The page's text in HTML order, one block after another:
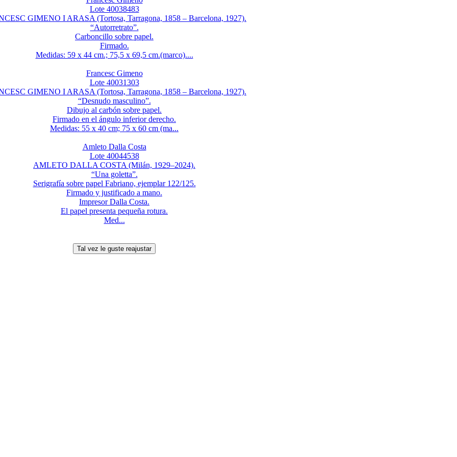
Lote 40038483
GIMENO I ARASA (Tortosa, Tarragona, 1858 – Barcelona, 1927).
“Autorretrato”.
Carboncillo sobre papel.
Firmado.
Medidas: 59 x 44 cm.; 75,5 x 69,5 cm.(marco)....
Francesc Gimeno
Lote 40031303
GIMENO I ARASA (Tortosa, Tarragona, 1858 – Barcelona, 1927).
“Desnudo masculino”.
Dibujo al carbón sobre papel.
Firmado en el ángulo inferior derecho.
Medidas: 55 x 40 cm; 75 x 60 cm (ma...
Amleto Dalla Costa
Lote 40044538
AMLETO DALLA COSTA (Milán, 1929–2024).
“Una goletta”.
Serigrafía sobre papel Fabriano, ejemplar 122/125.
Firmado y justificado a mano.
Impresor Dalla Costa.
El papel presenta pequeña rotura.
Med...